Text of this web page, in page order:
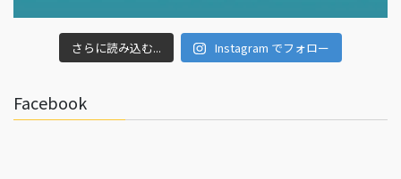
さらに読み込む... Instagram でフォロー
Facebook